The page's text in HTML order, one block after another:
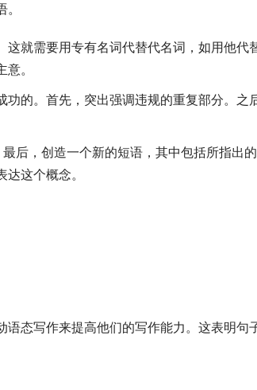
就需要用专有名词代替代名词，如用他代
。
的。首先，突出强调违规的重复部分。之
后，创造一个新的短语，其中包括所指出
这个概念。
态写作来提高他们的写作能力。这表明句